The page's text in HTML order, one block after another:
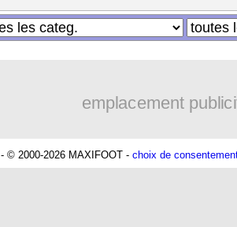
emplacement
- © 2000-2026 MAXIFOOT - choix de